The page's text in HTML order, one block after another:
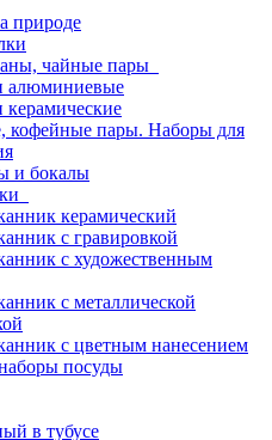
природе
чайные пары
алюминиевые
кофейные пары. Наборы для
и бокалы
керамический
c гравировкой
с художественным
с металлической
с цветным нанесением
посуды
в тубусе